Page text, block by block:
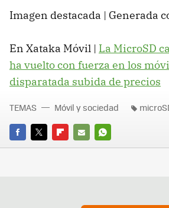
Imagen destacada | Generada
En Xataka Móvil | La MicroSD
ha vuelto con fuerza en los
disparatada subida de precios
FACEBOOK
TWITTERFLIPBOARD
E-
WHATSAPP
TEMAS Móvil y sociedad